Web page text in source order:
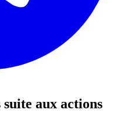
aux actions